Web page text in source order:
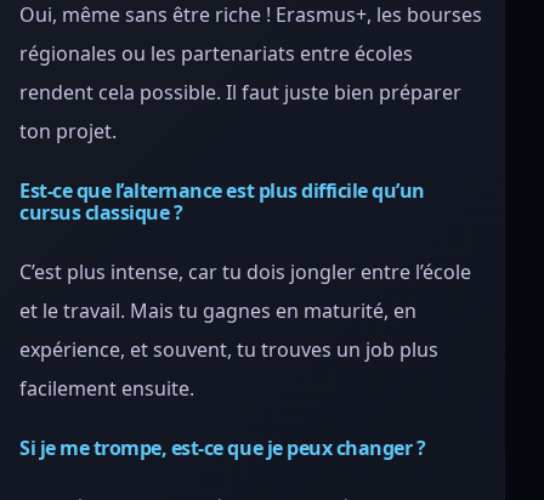
Oui, même sans être riche ! Erasmus+, les bourses
régionales ou les partenariats entre écoles
rendent cela possible. Il faut juste bien préparer
ton projet.
Est-ce que l’alternance est plus difficile qu’un
cursus classique ?
C’est plus intense, car tu dois jongler entre l’école
et le travail. Mais tu gagnes en maturité, en
expérience, et souvent, tu trouves un job plus
facilement ensuite.
Si je me trompe, est-ce que je peux changer ?